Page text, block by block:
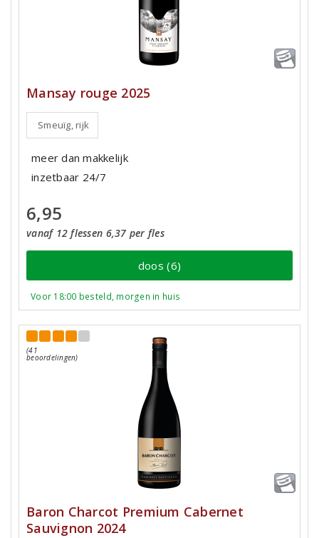
Mansay rouge 2025
Smeuïg, rijk
meer dan makkelijk
inzetbaar 24/7
6,95
vanaf 12 flessen 6,37 per fles
doos (6)
Voor 18:00 besteld, morgen in huis
(41
beoordelingen)
Baron Charcot Premium Cabernet
Sauvignon 2024